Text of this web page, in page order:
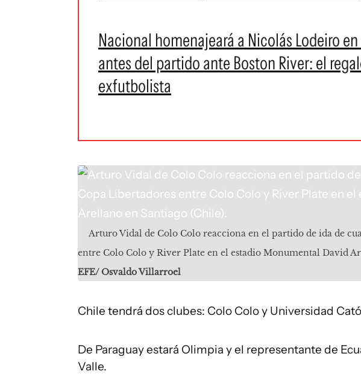
Nacional homenajeará a Nicolás Lodeiro
antes del partido ante Boston River: el
exfutbolista
Arturo Vidal de Colo Colo reacciona en el partido de ida de
entre Colo Colo y River Plate en el estadio Monumental David
EFE/ Osvaldo Villarroel
Chile tendrá dos clubes: Colo Colo y Universidad
De Paraguay estará Olimpia y el representante de
Valle.